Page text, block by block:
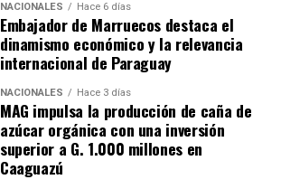
NACIONALES Hace 6 días
Embajador de Marruecos destaca el
dinamismo económico y la relevancia
internacional de Paraguay
NACIONALES Hace 3 días
MAG impulsa la producción de caña de
azúcar orgánica con una inversión
superior a G. 1.000 millones en
Caaguazú